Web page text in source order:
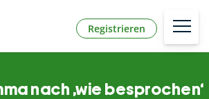
Registrieren
nach ‚wie besprochen‘